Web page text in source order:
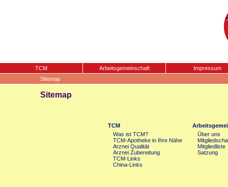
TCM Arbeitsgemeinschaft
Impressum
Sitemap
Sitemap
TCM
Was ist TCM?
TCM-Apotheke in Ihre Nähe
Arznei Qualität
Arznei Zubereitung
TCM-Links
China-Links
Über uns
Mitgliedliste
Satzung